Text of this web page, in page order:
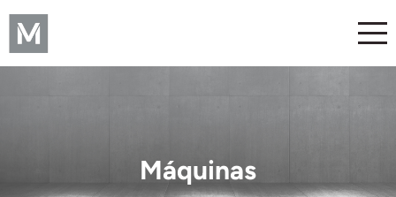
Máquinas